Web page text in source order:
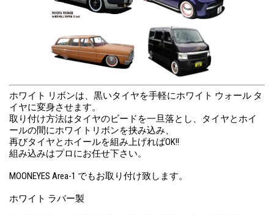
ホワイト リボンは、黒いタイヤを手軽にホワイト ウォール タ
イヤに変身させます。
取り付け方法はタイヤのビードを一旦落とし、タイヤとホイ
ールの間にホワイトリボンを挟み込み、
再びタイヤとホイールを組み上げればOK!!
組み込みはプロにお任せ下さい。
MOONEYES Area-1 でもお取り付け致します。
ホワイト ラバー製